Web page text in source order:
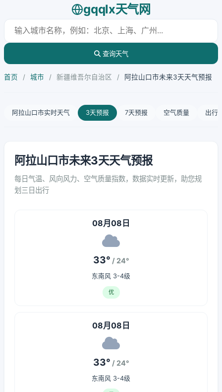
gqqlx天气网
查询天气
首页 / 城市 / 新疆维吾尔自治区 / 阿拉山口市未来3天天气预报
阿拉山口市实时天气 3天预报 7天预报 空气质量 出行
阿拉山口市未来3天天气预报
每日气温、风向风力、空气质量指数，数据实时更新，助您规
划三日出行
08月08日
33° / 24°
东南风 3-4级
优
08月08日
33° / 24°
东南风 3-4级